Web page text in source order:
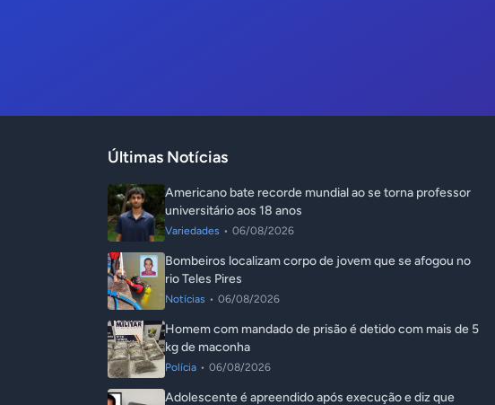
Últimas Notícias
Americano bate recorde mundial ao se torna professor
universitário aos 18 anos
Variedades • 06/08/2026
Bombeiros localizam corpo de jovem que se afogou no
rio Teles Pires
Notícias • 06/08/2026
Homem com mandado de prisão é detido com mais de 5
kg de maconha
Polícia • 06/08/2026
Adolescente é apreendido após execução e diz que